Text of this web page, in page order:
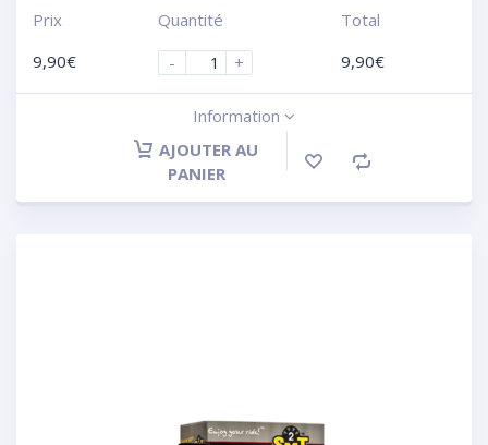
Prix
9,90€
Quantité
-
+
Total
9,90€
Information
AJOUTER AU
PANIER